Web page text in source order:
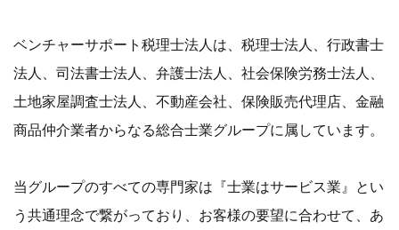
ベンチャーサポート税理士法人は、税理士法人、行政書士
法人、司法書士法人、弁護士法人、社会保険労務士法人、
土地家屋調査士法人、不動産会社、保険販売代理店、金融
商品仲介業者からなる総合士業グループに属しています。
当グループのすべての専門家は『士業はサービス業』とい
う共通理念で繋がっており、お客様の要望に合わせて、あ